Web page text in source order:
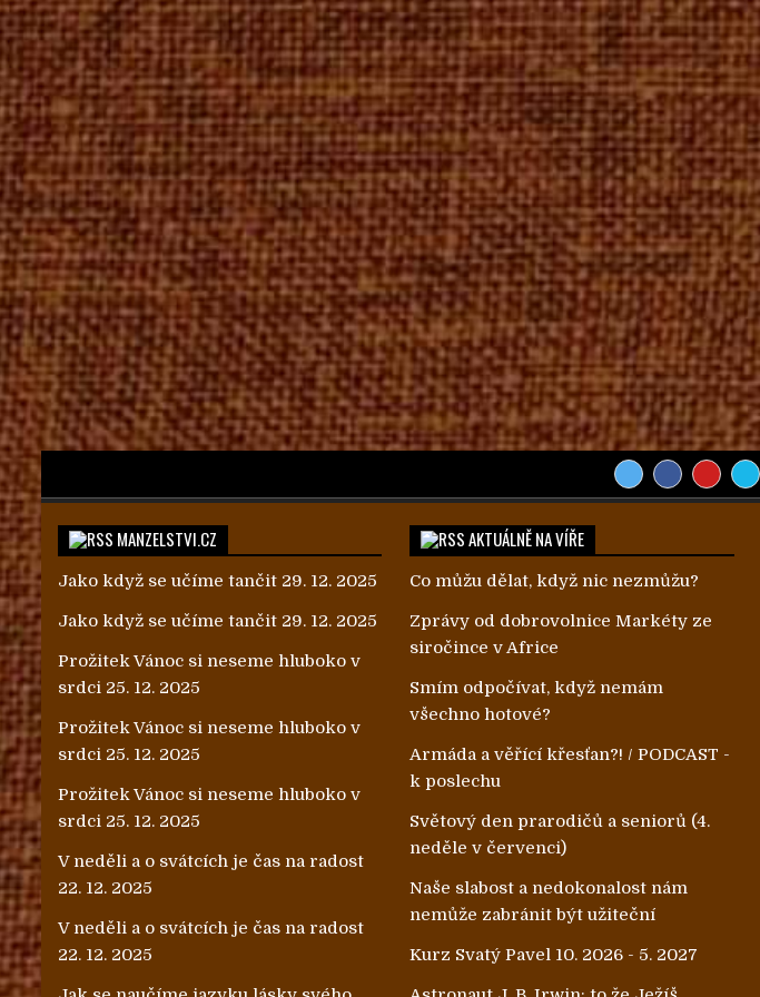
MANZELSTVI.CZ
Jako když se učíme tančit 29. 12. 2025
Jako když se učíme tančit 29. 12. 2025
Prožitek Vánoc si neseme hluboko v
srdci 25. 12. 2025
Prožitek Vánoc si neseme hluboko v
srdci 25. 12. 2025
Prožitek Vánoc si neseme hluboko v
srdci 25. 12. 2025
V neděli a o svátcích je čas na radost
22. 12. 2025
V neděli a o svátcích je čas na radost
22. 12. 2025
AKTUÁLNĚ NA VÍŘE
Co můžu dělat, když nic nezmůžu?
Zprávy od dobrovolnice Markéty ze
siročince v Africe
Smím odpočívat, když nemám
všechno hotové?
Armáda a věřící křesťan?! / PODCAST -
k poslechu
Světový den prarodičů a seniorů (4.
neděle v červenci)
Naše slabost a nedokonalost nám
nemůže zabránit být užiteční
Kurz Svatý Pavel 10. 2026 - 5. 2027